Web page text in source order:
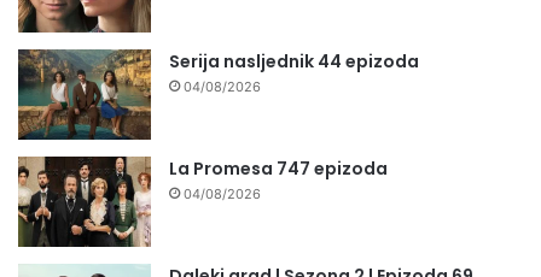
Serija nasljednik 44 epizoda
04/08/2026
La Promesa 747 epizoda
04/08/2026